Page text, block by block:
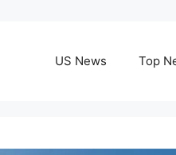
US News Top